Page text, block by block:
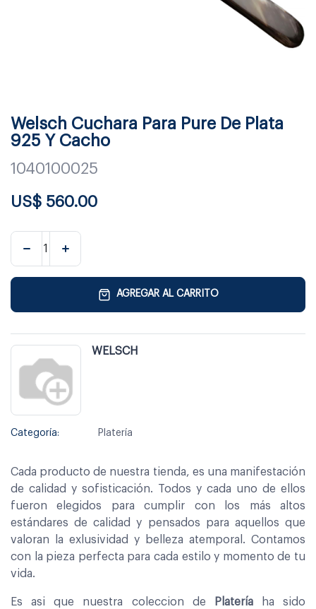
Welsch Cuchara Para Pure De Plata
925 Y Cacho
1040100025
US$ 560.00
AGREGAR AL CARRITO
WELSCH
Categoría: Platería
Cada producto de nuestra tienda, es una manifestación
de calidad y sofisticación. Todos y cada uno de ellos
fueron elegidos para cumplir con los más altos
estándares de calidad y pensados para aquellos que
valoran la exlusividad y belleza atemporal. Contamos
con la pieza perfecta para cada estilo y momento de tu
vida.
Es asi que nuestra coleccion de Plateríaha sido